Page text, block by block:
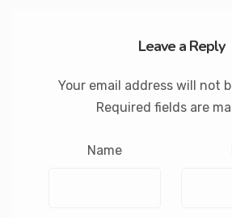
Leave a Reply
Your email address will not
Required fields are
Name